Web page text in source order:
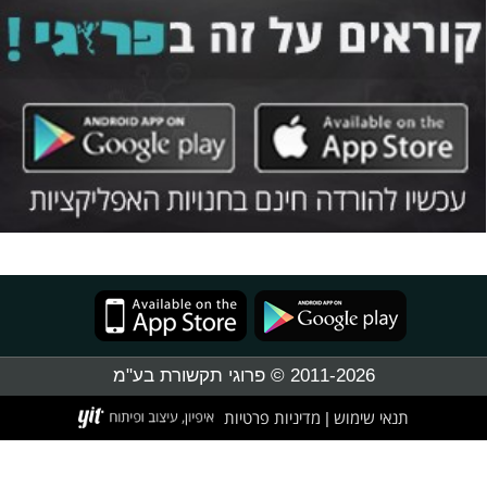
2011-2026 © פרוגי תקשורת בע"מ
תנאי שימוש מדיניות פרטיות